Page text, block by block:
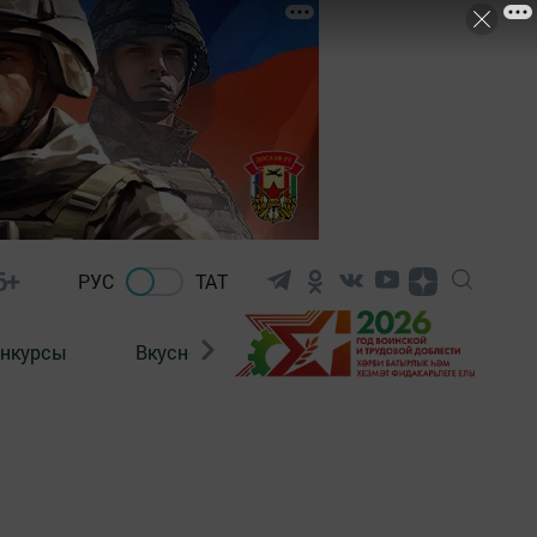
РУС ТАТ
Вкусности Фотогалерея